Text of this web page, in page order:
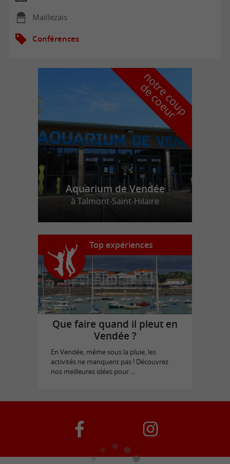
Maillezais
Conférences
n
o
t
r
e
c
o
u
p
d
e
c
o
e
u
r
Aquarium de Vendée
à Talmont-Saint-Hilaire
Top expériences
Que faire quand il pleut en
Vendée ?
En Vendée, même sous la pluie, les
activités ne manquent pas ! Découvrez
nos meilleures idées pour ...